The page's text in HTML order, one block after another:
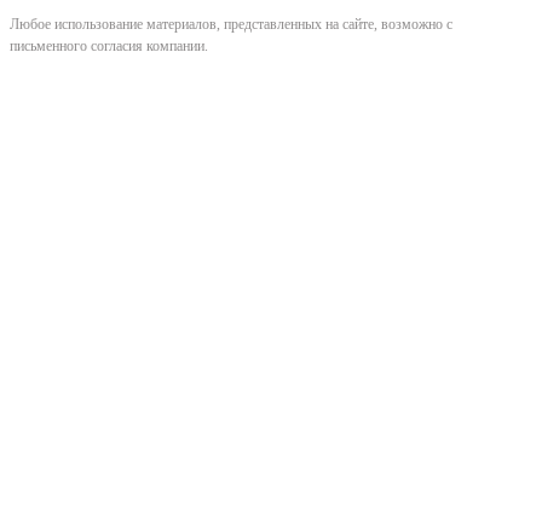
Любое использование материалов, представленных на сайте, возможно с
письменного согласия компании.